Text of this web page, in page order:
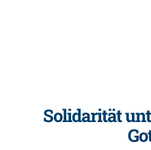
Solidarität